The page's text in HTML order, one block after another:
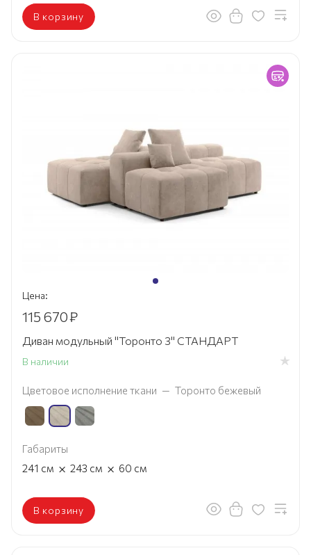
В корзину
Цена:
115 670₽
Диван модульный "Торонто 3" СТАНДАРТ
В наличии
Цветовое исполнение ткани — Торонто бежевый
Габариты
241 см × 243 см × 60 см
В корзину